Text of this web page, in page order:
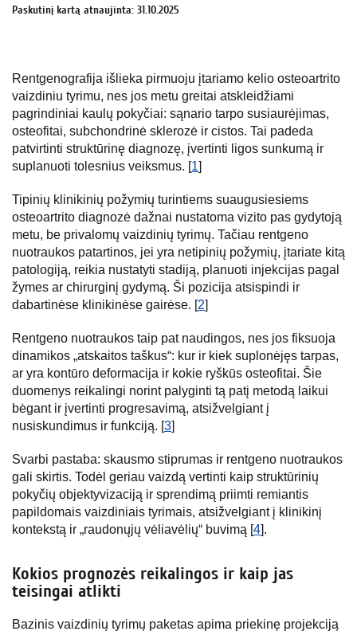
Paskutinį kartą atnaujinta: 31.10.2025
Rentgenografija išlieka pirmuoju įtariamo kelio osteoartrito
vaizdiniu tyrimu, nes jos metu greitai atskleidžiami
pagrindiniai kaulų pokyčiai: sąnario tarpo susiaurėjimas,
osteofitai, subchondrinė sklerozė ir cistos. Tai padeda
patvirtinti struktūrinę diagnozę, įvertinti ligos sunkumą ir
suplanuoti tolesnius veiksmus. [1]
Tipinių klinikinių požymių turintiems suaugusiesiems
osteoartrito diagnozė dažnai nustatoma vizito pas gydytoją
metu, be privalomų vaizdinių tyrimų. Tačiau rentgeno
nuotraukos patartinos, jei yra netipinių požymių, įtariate kitą
patologiją, reikia nustatyti stadiją, planuoti injekcijas pagal
žymes ar chirurginį gydymą. Ši pozicija atsispindi ir
dabartinėse klinikinėse gairėse. [2]
Rentgeno nuotraukos taip pat naudingos, nes jos fiksuoja
dinamikos „atskaitos taškus“: kur ir kiek suplonėjęs tarpas,
ar yra kontūro deformacija ir kokie ryškūs osteofitai. Šie
duomenys reikalingi norint palyginti tą patį metodą laikui
bėgant ir įvertinti progresavimą, atsižvelgiant į
nusiskundimus ir funkciją. [3]
Svarbi pastaba: skausmo stiprumas ir rentgeno nuotraukos
gali skirtis. Todėl geriau vaizdą vertinti kaip struktūrinių
pokyčių objektyvizaciją ir sprendimą priimti remiantis
papildomais vaizdiniais tyrimais, atsižvelgiant į klinikinį
kontekstą ir „raudonųjų vėliavėlių“ buvimą [4].
Kokios prognozės reikalingos ir kaip jas
teisingai atlikti
Bazinis vaizdinių tyrimų paketas apima priekinę projekciją